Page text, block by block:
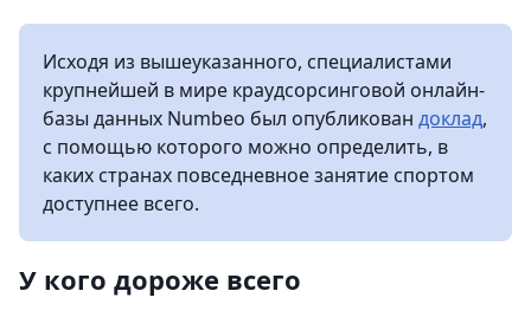
Исходя из вышеуказанного, специалистами
крупнейшей в мире краудсорсинговой онлайн-
базы данных Numbeo был опубликован доклад,
с помощью которого можно определить, в
каких странах повседневное занятие спортом
доступнее всего.
У кого дороже всего